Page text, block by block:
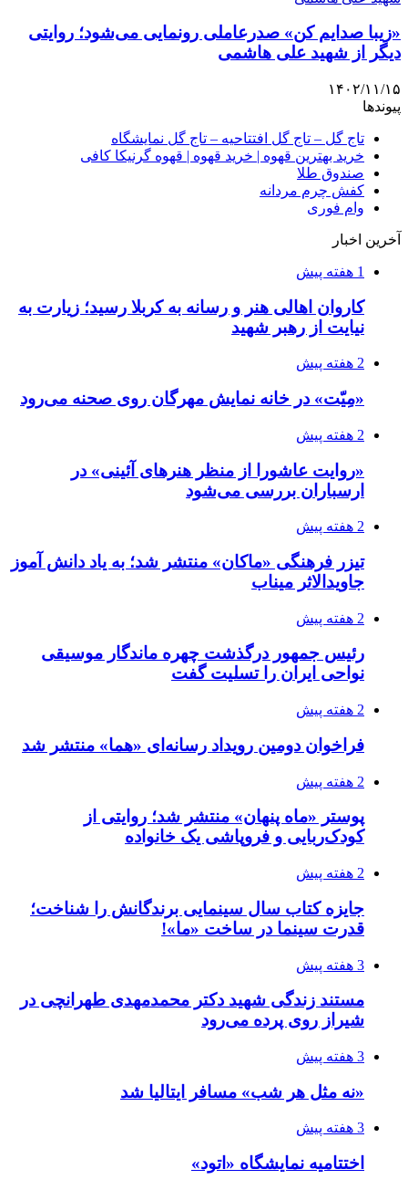
«زیبا صدایم کن» صدرعاملی رونمایی می‌شود؛ روایتی
دیگر از شهید علی هاشمی
۱۴۰۲/۱۱/۱۵
پیوندها
تاج گل – تاج گل افتتاحیه – تاج گل نمایشگاه
خرید بهترین قهوه | خرید قهوه | قهوه گرنیکا کافی
صندوق طلا
کفش چرم مردانه
وام فوری
آخرین اخبار
1 هفته پیش
کاروان اهالی هنر و رسانه به کربلا رسید؛ زیارت به
نیایت از رهبر شهید
2 هفته پیش
«مِیّت» در خانه نمایش مهرگان روی صحنه می‌رود
2 هفته پیش
«روایت عاشورا از منظر هنرهای آئینی» در
ارسباران بررسی می‌شود
2 هفته پیش
تیزر فرهنگی «ماکان» منتشر شد؛ به یاد دانش آموز
جاویدالاثر میناب
2 هفته پیش
رئیس جمهور درگذشت چهره ماندگار موسیقی
نواحی ایران را تسلیت گفت
2 هفته پیش
فراخوان دومین رویداد رسانه‌ای «هما» منتشر شد
2 هفته پیش
پوستر «ماه پنهان» منتشر شد؛ روایتی از
کودک‌ربایی و فروپاشی یک خانواده
2 هفته پیش
جایزه کتاب سال سینمایی برندگانش را شناخت؛
قدرت سینما در ساخت «ما»!
3 هفته پیش
مستند زندگی شهید دکتر محمدمهدی طهرانچی در
شیراز روی پرده می‌رود
3 هفته پیش
«نه مثل هر شب» مسافر ایتالیا شد
3 هفته پیش
اختتامیه نمایشگاه «اتود»